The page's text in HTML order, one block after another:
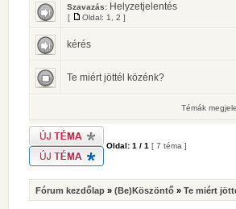
Szavazás: Helyzetjelentés
[ Oldal: 1 2 ]
kérés
Te miért jöttél közénk?
Témák
Oldal: 1 / 1 [ 7 téma ]
Fórum kezdőlap » (Be)Köszöntő » Te miért